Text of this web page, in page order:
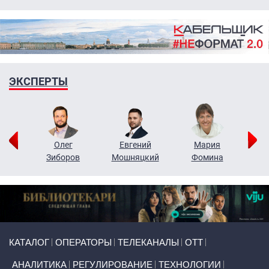
ЭКСПЕРТЫ
Олег
Зиборов
Евгений
Мошняцкий
Мария
Фомина
КАТАЛОГ ОПЕРАТОРЫ ТЕЛЕКАНАЛЫ ОТТ
АНАЛИТИКА РЕГУЛИРОВАНИЕ ТЕХНОЛОГИИ